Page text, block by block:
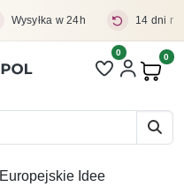
Wysyłka w 24h 14 dni
Liczba pozycji
0 0
Europejskie Idee